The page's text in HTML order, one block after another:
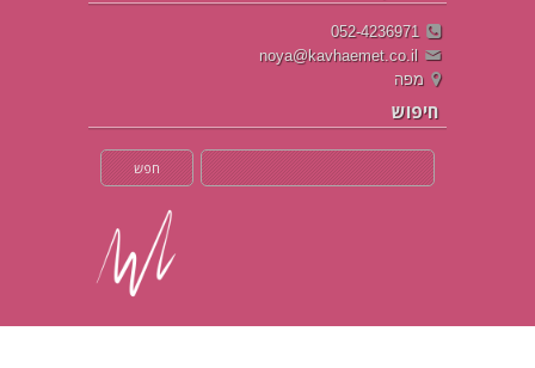
052-4236971
noya@kavhaemet.co.il
מפה
חיפוש